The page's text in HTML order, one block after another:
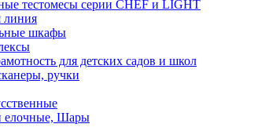
тестомесы серии CHEF и LIGHT
линия
шкафы
для детских садов и школ
ручки
елочные, Шары